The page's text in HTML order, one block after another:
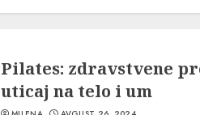
Pilates: zdravstvene
uticaj na telo i um